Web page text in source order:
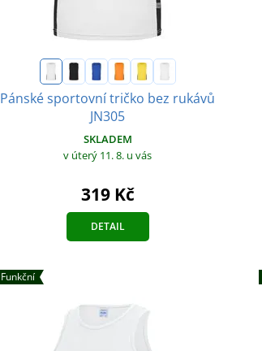
Pánské sportovní tričko bez rukávů
JN305
SKLADEM
v úterý 11. 8. u vás
319 Kč
DETAIL
Funkční